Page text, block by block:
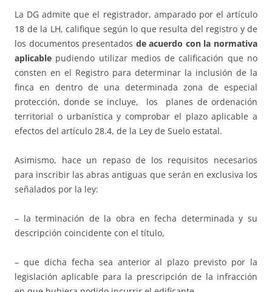
La DG admite que el registrador, amparado por el artículo
18 de la LH, califique según lo que resulta del registro y de
los documentos presentados de acuerdo con la normativa
aplicable pudiendo utilizar medios de calificación que no
consten en el Registro para determinar la inclusión de la
finca en dentro de una determinada zona de especial
protección, donde se incluye, los planes de ordenación
territorial o urbanística y comprobar el plazo aplicable a
efectos del artículo 28.4, de la Ley de Suelo estatal.
Asimismo, hace un repaso de los requisitos necesarios
para inscribir las abras antiguas que serán en exclusiva los
señalados por la ley:
– la terminación de la obra en fecha determinada y su
descripción coincidente con el título,
– que dicha fecha sea anterior al plazo previsto por la
legislación aplicable para la prescripción de la infracción